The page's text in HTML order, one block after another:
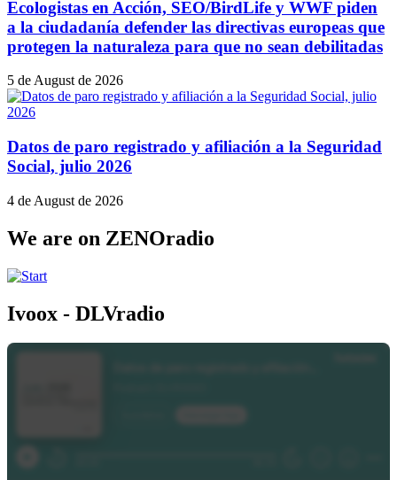
Ecologistas en Acción, SEO/BirdLife y WWF piden
a la ciudadanía defender las directivas europeas que
protegen la naturaleza para que no sean debilitadas
5 de August de 2026
Datos de paro registrado y afiliación a la Seguridad
Social, julio 2026
4 de August de 2026
We are on ZENOradio
Ivoox - DLVradio